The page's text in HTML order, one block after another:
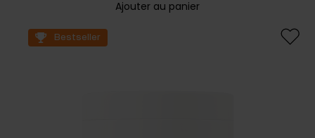
Ajouter au panier
Bestseller